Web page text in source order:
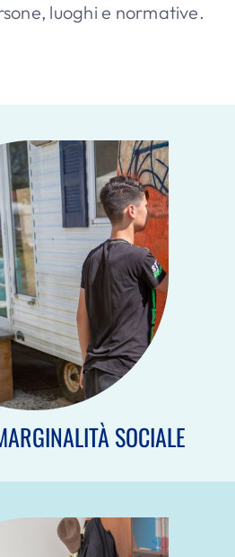
luoghi e normative.
SOCIALE